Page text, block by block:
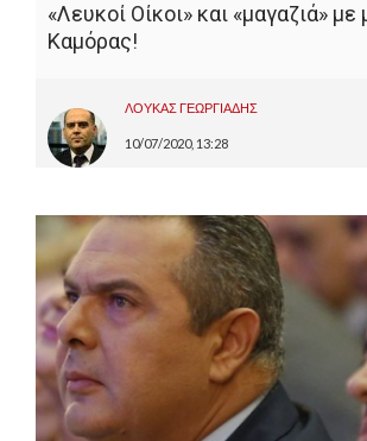
«Λευκοί Οίκοι» και «μαγαζιά»
Καμόρας!
ΛΟΥΚΑΣ ΓΕΩΡΓΙΑΔΗΣ
10/07/2020, 13:28